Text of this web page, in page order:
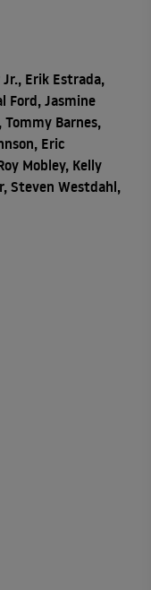
Erik Estrada,
Ford, Jasmine
Tommy Barnes,
Eric
Mobley, Kelly
Steven Westdahl,